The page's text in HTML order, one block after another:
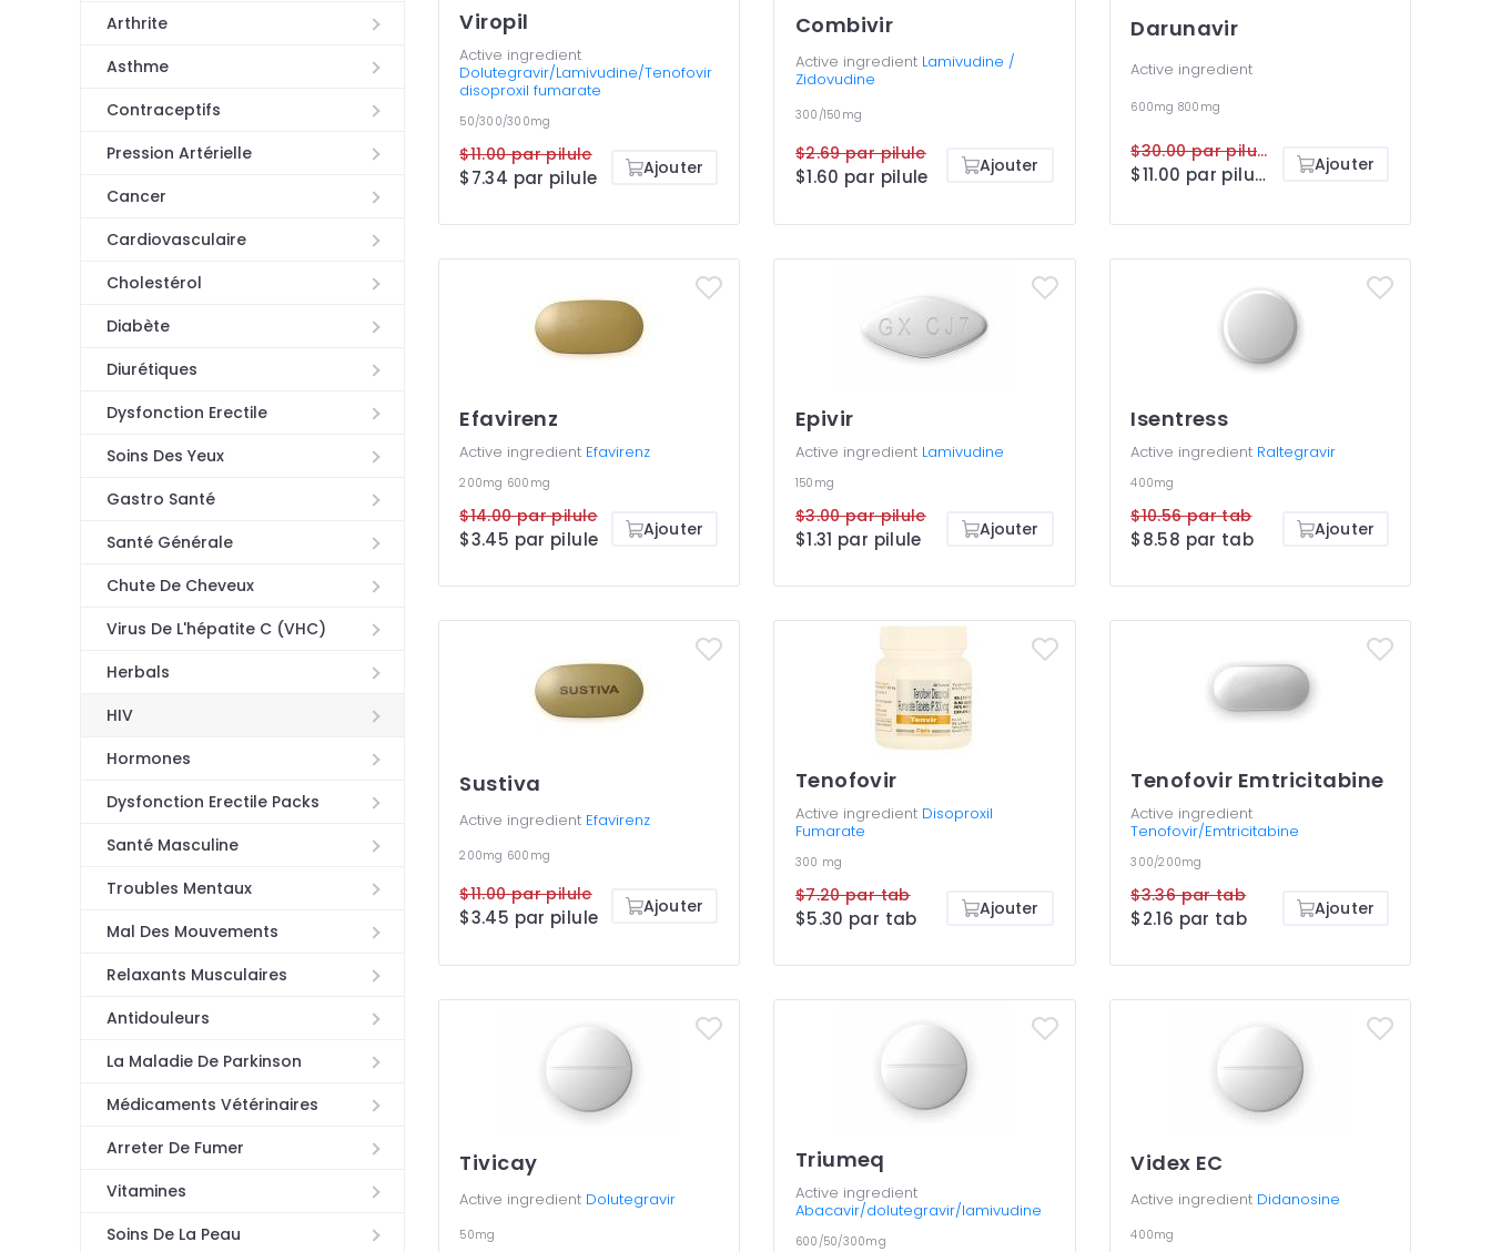
Arthrite
Asthme
Contraceptifs
Pression Artérielle
Cancer
Cardiovasculaire
Cholestérol
Diabète
Diurétiques
Dysfonction Erectile
Soins Des Yeux
Gastro Santé
Santé Générale
Chute De Cheveux
Virus De L'hépatite C (VHC)
Herbals
HIV
Hormones
Dysfonction Erectile Packs
Santé Masculine
Troubles Mentaux
Mal Des Mouvements
Relaxants Musculaires
Antidouleurs
La Maladie De Parkinson
Médicaments Vétérinaires
Arreter De Fumer
Vitamines
Soins De La Peau
Viropil
Active ingredient
Dolutegravir/Lamivudine/Tenofovir
disoproxil fumarate
50/300/300mg
$11.00 par pilule
$7.34 par pilule Ajouter
Combivir
Active ingredient Lamivudine /
Zidovudine
300/150mg
$2.69 par pilule
$1.60 par pilule Ajouter
Darunavir
Active ingredient
600mg 800mg
$30.00 par pilule
$11.00 par pilule Ajouter
Efavirenz
Active ingredient Efavirenz
200mg 600mg
$14.00 par pilule
$3.45 par pilule Ajouter
Epivir
Active ingredient Lamivudine
150mg
$3.00 par pilule
$1.31 par pilule Ajouter
Isentress
Active ingredient Raltegravir
400mg
$10.56 par tab
$8.58 par tab Ajouter
Sustiva
Active ingredient Efavirenz
200mg 600mg
$11.00 par pilule
$3.45 par pilule Ajouter
Tenofovir
Active ingredient Disoproxil
Fumarate
300 mg
$7.20 par tab
$5.30 par tab Ajouter
Tenofovir Emtricitabine
Active ingredient
Tenofovir/Emtricitabine
300/200mg
$3.36 par tab
$2.16 par tab Ajouter
Tivicay
Active ingredient Dolutegravir
50mg
Triumeq
Active ingredient
Abacavir/dolutegravir/lamivudine
600/50/300mg
Videx EC
Active ingredient Didanosine
400mg